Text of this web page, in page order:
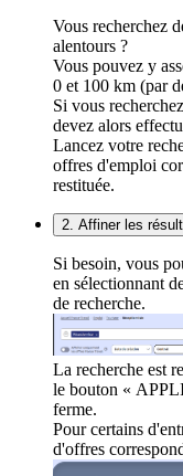
Vous recherchez
alentours ?
Vous pouvez y
0 et 100 km (par
Si vous
devez alors
Lancez votre
offres d'emploi
restituée.
2. Affiner les
Si besoin, vous
en sélectionnant
de recherche.
La recherche est
le bouton «
ferme.
Pour certains
d'offres